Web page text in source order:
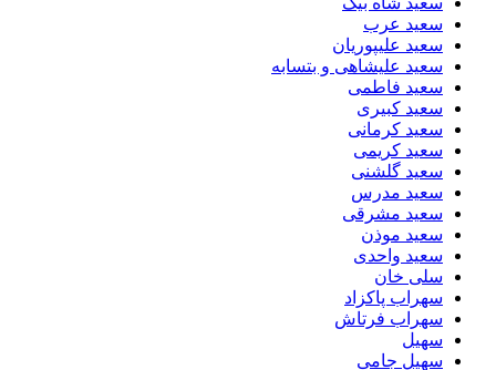
سعید عرب
سعید علیپوریان
سعید علیشاهی و بتسابه
سعید فاطمی
سعید کبیری
سعید کرمانی
سعید کریمی
سعید گلشنی
سعید مدرس
سعید مشرقی
سعید موذن
سعید واحدی
سلی خان
سهراب پاکزاد
سهراب فرتاش
سهیل
سهیل جامی